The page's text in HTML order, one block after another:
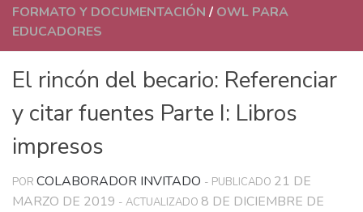
FORMATO Y DOCUMENTACIÓN / OWL PARA
EDUCADORES
El rincón del becario: Referenciar
y citar fuentes Parte I: Libros
impresos
POR COLABORADOR INVITADO - PUBLICADO 21 DE
MARZO DE 2019 - ACTUALIZADO 8 DE DICIEMBRE DE